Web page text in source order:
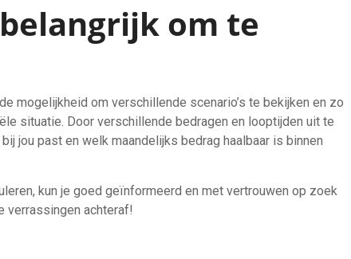
om te
mogelijkheid om verschillende scenario’s te bekijken en zo
situatie. Door verschillende bedragen en looptijden uit te
jou past en welk maandelijks bedrag haalbaar is binnen
kun je goed geïnformeerd en met vertrouwen op zoek
verrassingen achteraf!